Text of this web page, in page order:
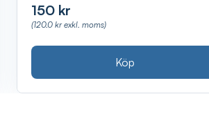
150 kr
(120.0 kr exkl. moms)
Köp